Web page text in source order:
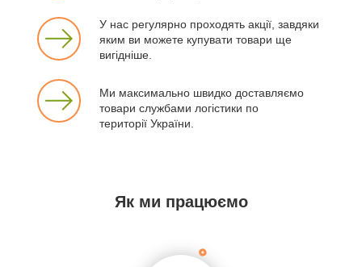
У нас регулярно проходять акції, завдяки
яким ви можете купувати товари ще
вигідніше.
Ми максимально швидко доставляємо
товари службами логістики по
території України.
Як ми працюємо